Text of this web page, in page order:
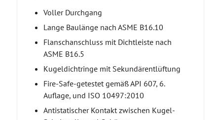
Voller Durchgang
Lange Baulänge nach ASME B16.10
Flanschanschluss mit Dichtleiste nach
ASME B16.5
Kugeldichtringe mit Sekundärentlüftung
Fire-Safe-getestet gemäß API 607, 6.
Auflage, und ISO 10497:2010
Antistatischer Kontakt zwischen Kugel-